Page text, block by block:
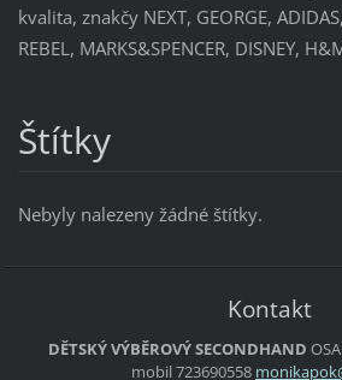
kvalita, znakčy NEXT, GEORGE,
REBEL, MARKS&SPENCER, DISNEY,
Štítky
Nebyly nalezeny žádné štítky.
Kontakt
DĚTSKÝ VÝBĚROVÝ SECONDHAND
mobil 723690558 monikapo